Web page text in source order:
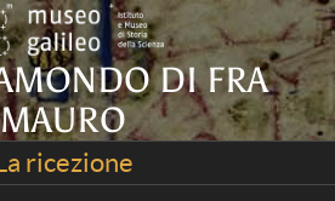
DI FRA
MAURO
ricezione